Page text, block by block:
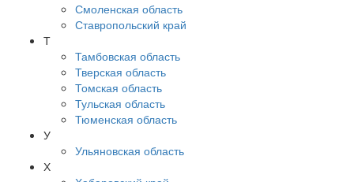
Смоленская область
Ставропольский край
Т
Тамбовская область
Тверская область
Томская область
Тульская область
Тюменская область
У
Ульяновская область
Х